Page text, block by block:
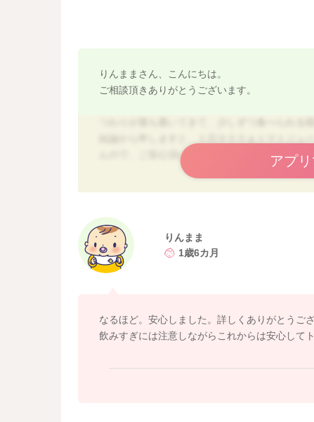
りんままさん、こんにちは。
ご相談頂きありがとうございます。
んので、ご安心頂いて大丈夫です。
トマトジュースなどに含まれるビタミンAは、
レバー・うなぎ・あん肝などは食べ過ぎるとビ
回焼き鳥串1本程度という目安があります。
トマトジュースや野菜類などの植物性のビタミ
ビタミンＡが不足すると、体の抵抗力が低下し
スクが上がってしまいます。 動物性のレチノ
アプ
りんまま
1歳6カ月
なるほど。安心しました。詳しくありがとうご
飲みすぎには注意しながらこれからは安心して